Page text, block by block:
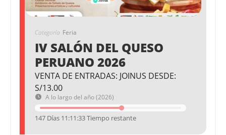
Categoría Feria
IV SALÓN DEL QUESO
PERUANO 2026
VENTA DE ENTRADAS: JOINUS DESDE:
S/13.00
A lo largo del año (2026)
147 Días 11:11:32 Tiempo restante